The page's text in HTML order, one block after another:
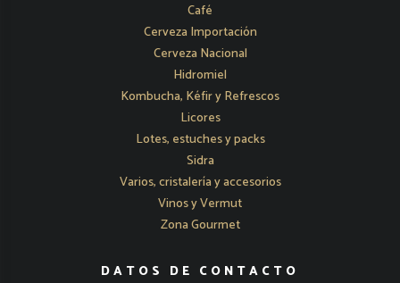
Café
Cerveza Importación
Cerveza Nacional
Hidromiel
Kombucha, Kéfir y Refrescos
Licores
Lotes, estuches y packs
Sidra
Varios, cristalería y accesorios
Vinos y Vermut
Zona Gourmet
DATOS DE CONTACTO